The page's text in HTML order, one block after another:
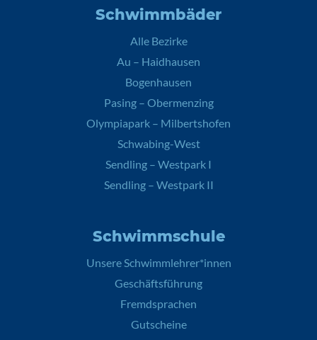
Schwimmbäder
Alle Bezirke
Au – Haidhausen
Bogenhausen
Pasing – Obermenzing
Olympiapark – Milbertshofen
Schwabing-West
Sendling – Westpark I
Sendling – Westpark II
Schwimmschule
Unsere Schwimmlehrer*innen
Geschäftsführung
Fremdsprachen
Gutscheine